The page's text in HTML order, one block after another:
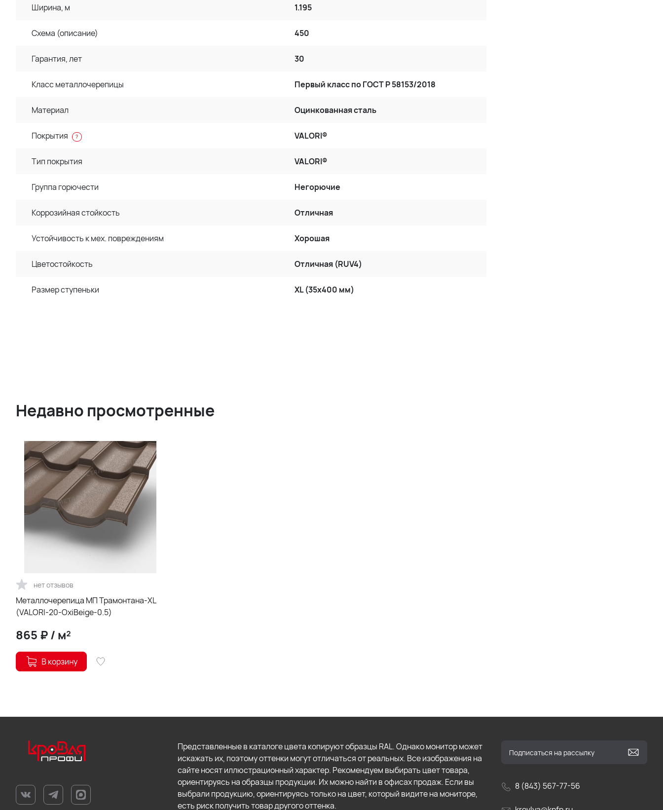
Ширина, м 1.195
Схема (описание) 450
Гарантия, лет 30
Класс металлочерепицы Первый класс по ГОСТ P 58153/2018
Материал Оцинкованная сталь
Покрытия ? VALORI®
Тип покрытия VALORI®
Группа горючести Негорючие
Коррозийная стойкость Отличная
Устойчивость к мех. повреждениям Хорошая
Цветостойкость Отличная (RUV4)
Размер ступеньки XL (35x400 мм)
Недавно просмотренные
нет отзывов
Металлочерепица МП Трамонтана-XL
(VALORI-20-OxiBеige-0.5)
865 ₽/ м²
В корзину
8 (843) 567-77-56
Представленные в каталоге цвета копируют образцы RAL. Однако монитор может
искажать их, поэтому оттенки могут отличаться от реальных. Все изображения на
сайте носят иллюстрационный характер. Рекомендуем выбирать цвет товара,
ориентируясь на образцы продукции. Их можно найти в офисах продаж. Если вы
выбрали продукцию, ориентируясь только на цвет, который видите на мониторе,
есть риск получить товар другого оттенка.